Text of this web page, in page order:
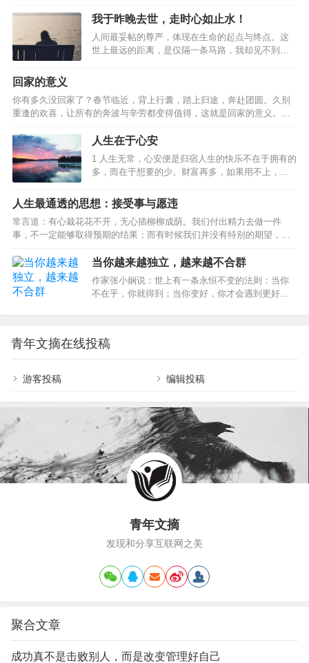
戏，已不复存在的原野，青梅竹马的好友...不过最令人难以忘怀的，应
有家才是归处。如果累了，就回家吧！…
我于昨晚去世，走时心如止水！
人间最妥帖的尊严，体现在生命的起点与终点。这
世上最远的距离，是仅隔一条马路，我却见不到
楼……如是，人到中年的你，就可以放心了？！你
错了。8月18日，芜湖鹰都花苑小区内，一对老夫妻
双双死亡多日后，才被闻到异味的邻居发现。生
前，这对老夫妻养育两个儿子一个女儿，有着体面
而有尊严的职业：老爷子是重点中学的老师，患有
老年痴呆症；老太太是小学教师，身体不太好。平
回家的意义
你有多久没回家了？春节临近，背上行囊，踏上归途，奔赴团圆。久别
重逢的欢喜，让所有的奔波与辛劳都变得值得，这就是回家的意义。…
人生在于心安
1 人生无常，心安便是归宿人生的快乐不在于拥有的
多，而在于想要的少。财富再多，如果用不上，也
自己需要什么，需要多少，然后再去追求。有目的
地寻找，总要比无目的地获取能给人们更大的幸福
感。2 生命的意义在于让别人快乐人生的真正意义不
在于长度，而在于质量。人生的质量不在于拥有多
少，而在于帮助别人多少。想要做到这点，自然要
从做个好人开始。约束自己、爱护亲友、帮助他
人，让自己成为别人需要的人，让自己在别人的人
生中占有一个位置，生命才算是真正的精彩。3 无限
人生最通透的思想：接受事与愿违
常言道：有心栽花花不开，无心插柳柳成荫。我们付出精力去做一件
事，不一定能够取得预期的结果；而有时候我们并没有特别的期望，却
无意中获得意想不到的收获。人生充满了不确定性，而怎样才算真正的
通透？走过半生，比起年轻时的激情与冲劲，我们更需要的是一份随遇
而安的从容。接受事与愿违，是中年人该有的通透。01事与愿违，本是
人生常态林清玄说：“人生不如意之事十有八九，常想一二，不思八九，
事事如意。”在人生的旅途中，不如意之事远比如意之事要多得多。我们
当你越来越独立，越来越不合群
作家张小娴说：世上有一条永恒不变的法则：当你
不在乎，你就得到；当你变好，你才会遇到更好，
者没有交集而恐惧焦虑。然后，不管适不适合自
己，都试图从中寻找理解和认同。可现实往往是：
越是靠近，越觉得空虚；越是依赖，越找不到方
向。而当我们决定变得独立而勇敢，才是活出自我
了迎合,多了自由最近，《她的双重奏》节目，采访
到了演员邓萃雯。…
青年文摘在线投稿
游客投稿 编辑投稿
青年文摘
发现和分享互联网之美
聚合文章
成功真不是击败别人，而是改变管理好自己